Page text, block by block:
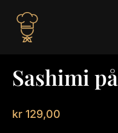
Sashimi
kr 129,00